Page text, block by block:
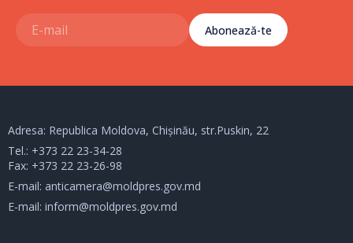
Abonează-te
Adresa: Republica Moldova, Chișinău, str.Puskin, 22
Tel.: +373 22 23-34-28
Fax: +373 22 23-26-98
E-mail: anticamera@moldpres.gov.md
E-mail: inform@moldpres.gov.md